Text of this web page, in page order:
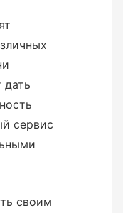
сервис
своим